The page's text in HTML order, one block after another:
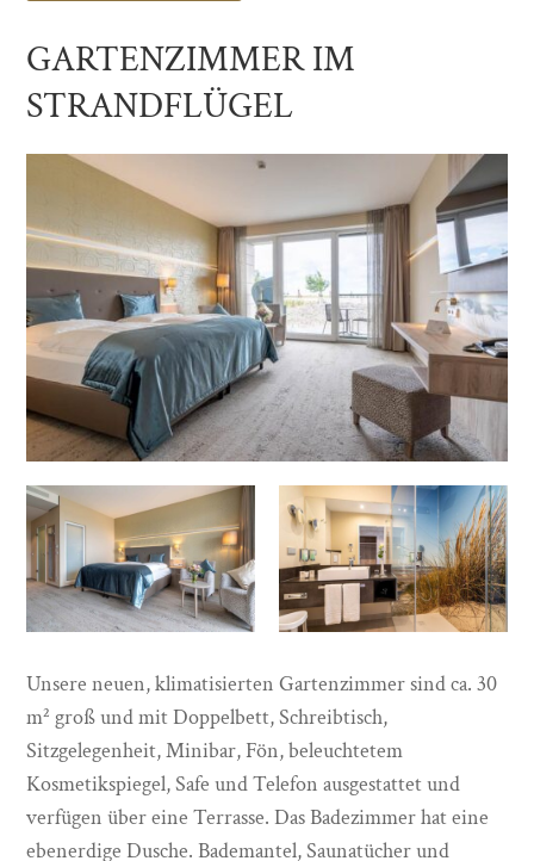
GARTENZIMMER IM
STRANDFLÜGEL
Unsere neuen, klimatisierten Gartenzimmer sind ca. 30
m² groß und mit Doppelbett, Schreibtisch,
Sitzgelegenheit, Minibar, Fön, beleuchtetem
Kosmetikspiegel, Safe und Telefon ausgestattet und
verfügen über eine Terrasse. Das Badezimmer hat eine
ebenerdige Dusche. Bademantel, Saunatücher und